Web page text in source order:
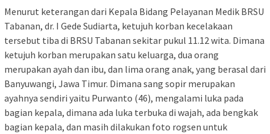
Menurut keterangan dari Kepala Bidang Pelayanan Medik BRSU
Tabanan, dr. I Gede Sudiarta, ketujuh korban kecelakaan
tersebut tiba di BRSU Tabanan sekitar pukul 11.12 wita. Dimana
ketujuh korban merupakan satu keluarga, dua orang
merupakan ayah dan ibu, dan lima orang anak, yang berasal dari
Banyuwangi, Jawa Timur. Dimana sang sopir merupakan
ayahnya sendiri yaitu Purwanto (46), mengalami luka pada
bagian kepala, dimana ada luka terbuka di wajah, ada bengkak
bagian kepala, dan masih dilakukan foto rogsen untuk